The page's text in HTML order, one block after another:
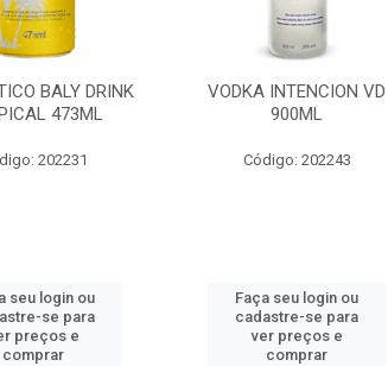
BALY DRINK
473ML
202231
seu login ou
se para
preços e
comprar
VODKA INTENCION VD
900ML
Código: 202243
Faça seu login ou
cadastre-se para
ver preços e
comprar